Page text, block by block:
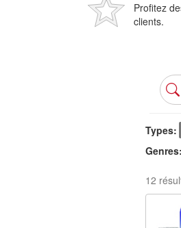
Profitez
clients.
Types
Genres
12